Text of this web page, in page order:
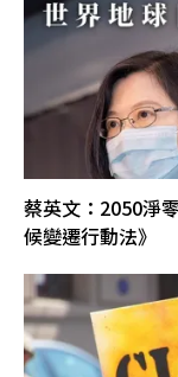
蔡英文：2050淨
候變遷行動法》